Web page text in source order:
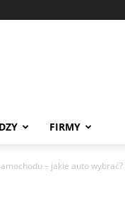
FIRMY
– jakie auto wybrać?